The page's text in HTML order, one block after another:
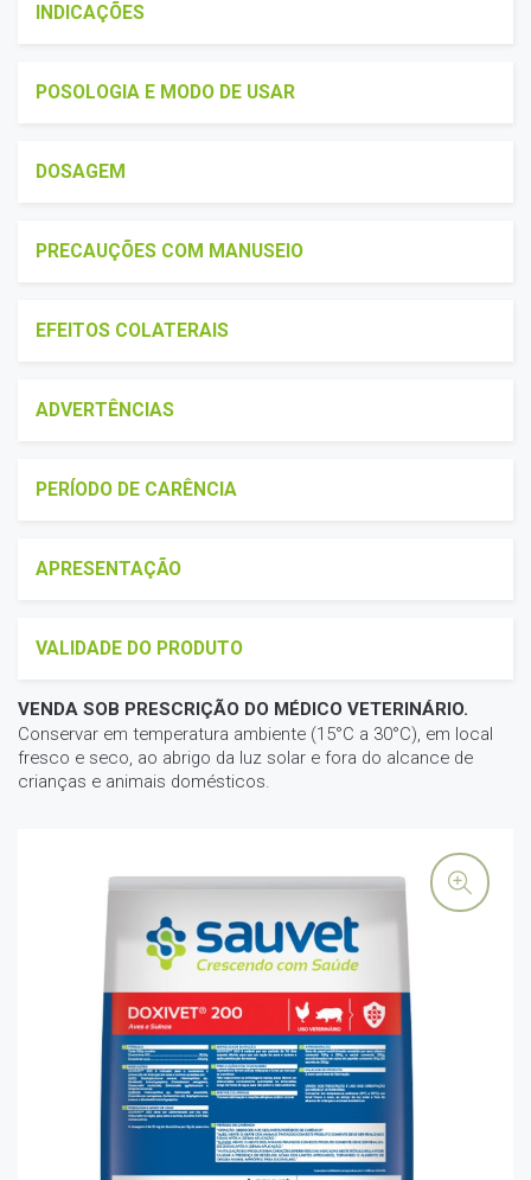
INDICAÇÕES
POSOLOGIA E MODO DE USAR
DOSAGEM
PRECAUÇÕES COM MANUSEIO
EFEITOS COLATERAIS
ADVERTÊNCIAS
PERÍODO DE CARÊNCIA
APRESENTAÇÃO
VALIDADE DO PRODUTO
VENDA SOB PRESCRIÇÃO DO MÉDICO VETERINÁRIO.
Conservar em temperatura ambiente (15°C a 30°C), em local
fresco e seco, ao abrigo da luz solar e fora do alcance de
crianças e animais domésticos.